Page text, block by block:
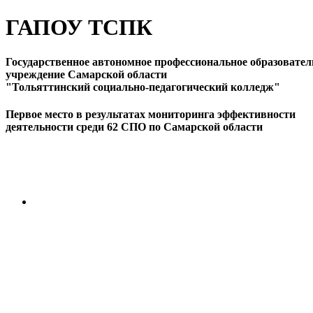
ГАПОУ ТСПК
Государственное автономное профессиональное
учреждение Самарской области
"Тольяттинский социально-педагогический колледж"
Первое место в результатах мониторинга эффективности
деятельности среди 62 СПО по Самарской области